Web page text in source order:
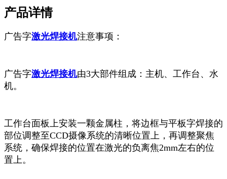
产品详情
广告字激光焊接机注意事项：
广告字激光焊接机由3大部件组成：主机、工作台、水
机。
工作台面板上安装一颗金属柱，将边框与平板字焊接的
部位调整至CCD摄像系统的清晰位置上，再调整聚焦
系统，确保焊接的位置在激光的负离焦2mm左右的位
置上。